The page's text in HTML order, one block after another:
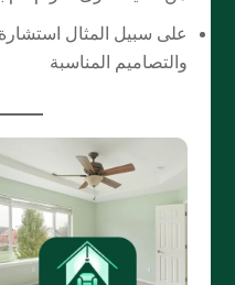
على سبيل المثال استشارة
والتصاميم المناسبة